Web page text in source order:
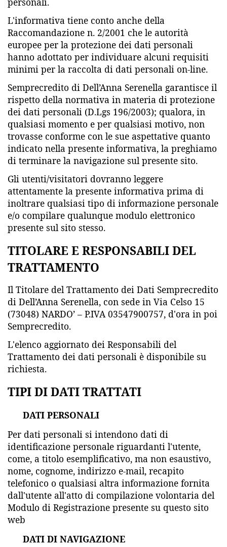
L'informativa tiene conto anche della
Raccomandazione n. 2/2001 che le autorità
europee per la protezione dei dati personali
hanno adottato per individuare alcuni requisiti
minimi per la raccolta di dati personali on-line.
Semprecredito di Dell’Anna Serenella garantisce il
rispetto della normativa in materia di protezione
dei dati personali (D.Lgs 196/2003); qualora, in
qualsiasi momento e per qualsiasi motivo, non
trovasse conforme con le sue aspettative quanto
indicato nella presente informativa, la preghiamo
di terminare la navigazione sul presente sito.
Gli utenti/visitatori dovranno leggere
attentamente la presente informativa prima di
inoltrare qualsiasi tipo di informazione personale
e/o compilare qualunque modulo elettronico
presente sul sito stesso.
TITOLARE E RESPONSABILI DEL
TRATTAMENTO
Il Titolare del Trattamento dei Dati Semprecredito
di Dell’Anna Serenella, con sede in Via Celso 15
(73048) NARDO’ – P.IVA 03547900757, d'ora in poi
Semprecredito.
L'elenco aggiornato dei Responsabili del
Trattamento dei dati personali è disponibile su
richiesta.
TIPI DI DATI TRATTATI
DATI PERSONALI
Per dati personali si intendono dati di
identificazione personale riguardanti l'utente,
come, a titolo esemplificativo, ma non esaustivo,
nome, cognome, indirizzo e-mail, recapito
telefonico o qualsiasi altra informazione fornita
dall'utente all'atto di compilazione volontaria del
Modulo di Registrazione presente su questo sito
web
DATI DI NAVIGAZIONE